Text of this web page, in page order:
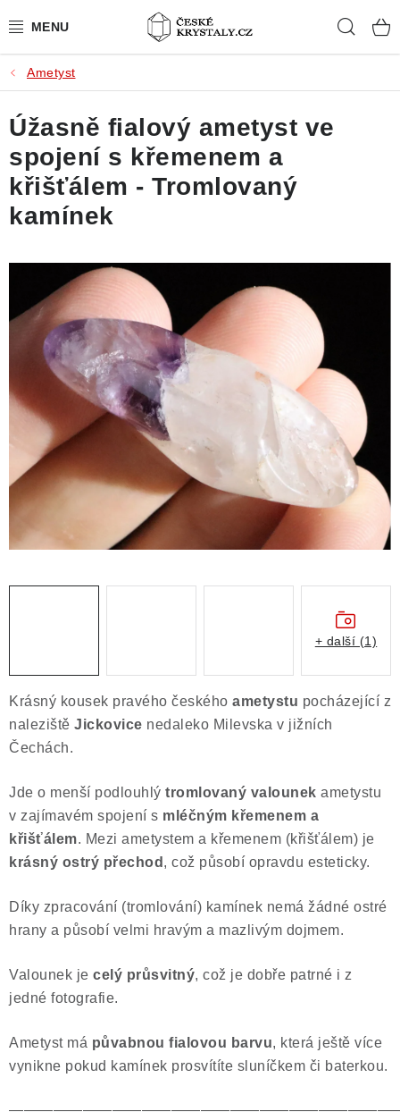
na
PŘÍRODNÍ KAMENY
BROUŠENÉ KAMENY
MISTROVSKÉ KRYSTALY
ŠPERKY S KAMENY
SLEVY
VIDEOGALERIE
KONTAKT
Obchodní podmínky
Podmínky ochrany osobních údajů
Poučení o právu na odstoupení od smlouvy
Puncovní značky
Výkup minerálů a drahých kamenů
Kontakt
Ametyst
Krásný kousek pravého českého ametystu pocházející z
naleziště Jickovice nedaleko Milevska v jižních
Čechách.
Jde o menší podlouhlý tromlovaný valounek ametystu
v zajímavém spojení s mléčným křemenem a
křišťálem. Mezi ametystem a křemenem (křišťálem) je
krásný ostrý přechod , což působí opravdu esteticky.
Díky zpracování (tromlování) kamínek nemá žádné ostré
hrany a působí velmi hravým a mazlivým dojmem.
Valounek je celý průsvitný, což je dobře patrné i z
jedné fotografie.
Ametyst má půvabnou fialovou barvu, která ještě více
vynikne pokud kamínek prosvítíte sluníčkem či baterkou.
Úžasně fialový ametyst ve
spojení s křemenem a
křišťálem - Tromlovaný
kamínek
+ další (1)